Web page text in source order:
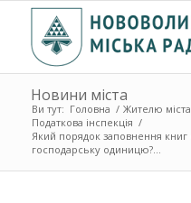
Новини міста
Ви тут: Головна / Жителю міста
Податкова інспекція /
Який порядок заповнення книг
господарську одиницю?...